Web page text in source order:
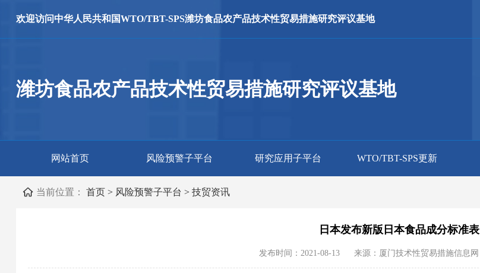
欢迎访问中华人民共和国WTO/TBT-SPS潍坊食品农产品技术性贸易措施研究评议基地
潍坊食品农产品技术性贸易措施研究评议基地
网站首页 风险预警子平台 研究应用子平台 WTO/TBT-SPS更新
当前位置： 首页> 风险预警子平台 > 技贸资讯
日本发布新版日本食品成分标准表
发布时间：2021-08-13 来源：厦门技术性贸易措施信息网